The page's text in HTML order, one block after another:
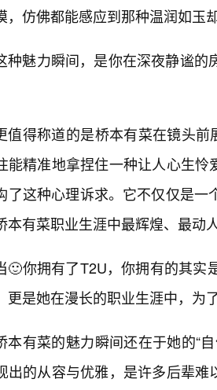
，仿佛都能感应到那种温润如玉
种魅力瞬间，是你在深夜静谧的
值得称道的是桥本有菜在镜头前
能精准地拿捏住一种让人心生
了这种心理诉求。它不仅仅是
本有菜职业生涯中最辉煌、最动
🙂你拥有了T2U，你拥有的其实
更是她在漫长的职业生涯中，为
本有菜的魅力瞬间还在于她的“
出的从容与优雅，是许多后辈